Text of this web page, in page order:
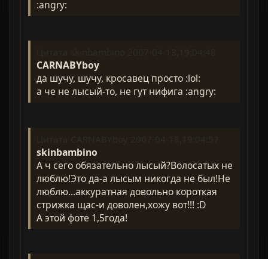
:angry:
CARNABYboy
да шучу, шучу, кросавец просто :lol:
а че не лысый-то, не гут нифига :angry:
skinbambino
А ч сего обязательно лысый?Волосатых не
люблю!Это да-а лысым никогда не был!Не
люблю...аккуратная довольно короткая
стрижка щас-и доволен,хожу вот!!! :D
А этой фоте 1,5года!